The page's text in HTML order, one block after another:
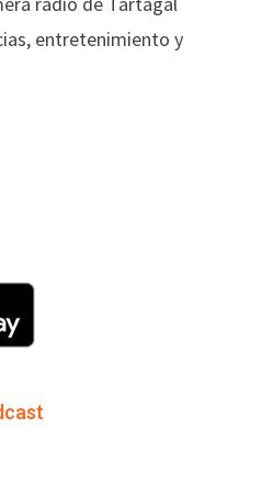
entretenimiento y